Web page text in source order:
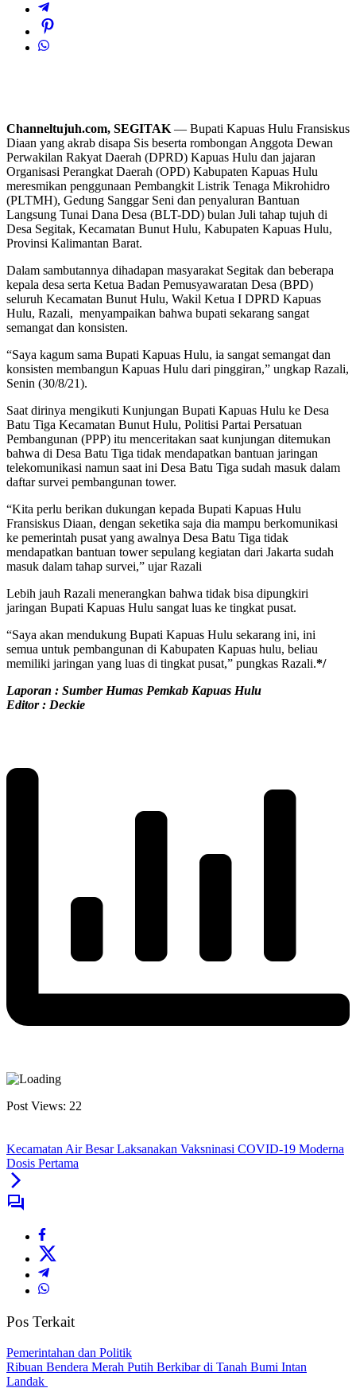
Channeltujuh.com, SEGITAK — Bupati Kapuas Hulu Fransiskus
Diaan yang akrab disapa Sis beserta rombongan Anggota Dewan
Perwakilan Rakyat Daerah (DPRD) Kapuas Hulu dan jajaran
Organisasi Perangkat Daerah (OPD) Kabupaten Kapuas Hulu
meresmikan penggunaan Pembangkit Listrik Tenaga Mikrohidro
(PLTMH), Gedung Sanggar Seni dan penyaluran Bantuan
Langsung Tunai Dana Desa (BLT-DD) bulan Juli tahap tujuh di
Desa Segitak, Kecamatan Bunut Hulu, Kabupaten Kapuas Hulu,
Provinsi Kalimantan Barat.
Dalam sambutannya dihadapan masyarakat Segitak dan beberapa
kepala desa serta Ketua Badan Pemusyawaratan Desa (BPD)
seluruh Kecamatan Bunut Hulu, Wakil Ketua I DPRD Kapuas
Hulu, Razali, menyampaikan bahwa bupati sekarang sangat
semangat dan konsisten.
“Saya kagum sama Bupati Kapuas Hulu, ia sangat semangat dan
konsisten membangun Kapuas Hulu dari pinggiran,” ungkap Razali,
Senin (30/8/21).
Saat dirinya mengikuti Kunjungan Bupati Kapuas Hulu ke Desa
Batu Tiga Kecamatan Bunut Hulu, Politisi Partai Persatuan
Pembangunan (PPP) itu menceritakan saat kunjungan ditemukan
bahwa di Desa Batu Tiga tidak mendapatkan bantuan jaringan
telekomunikasi namun saat ini Desa Batu Tiga sudah masuk dalam
daftar survei pembangunan tower.
“Kita perlu berikan dukungan kepada Bupati Kapuas Hulu
Fransiskus Diaan, dengan seketika saja dia mampu berkomunikasi
ke pemerintah pusat yang awalnya Desa Batu Tiga tidak
mendapatkan bantuan tower sepulang kegiatan dari Jakarta sudah
masuk dalam tahap survei,” ujar Razali
Lebih jauh Razali menerangkan bahwa tidak bisa dipungkiri
jaringan Bupati Kapuas Hulu sangat luas ke tingkat pusat.
“Saya akan mendukung Bupati Kapuas Hulu sekarang ini, ini
semua untuk pembangunan di Kabupaten Kapuas hulu, beliau
memiliki jaringan yang luas di tingkat pusat,” pungkas Razali.*/
Laporan : Sumber Humas Pemkab Kapuas Hulu
Editor : Deckie
Post Views: 22
Kecamatan Air Besar Laksanakan Vaksninasi COVID-19 Moderna
Dosis Pertama
Pos Terkait
Pemerintahan dan Politik
Ribuan Bendera Merah Putih Berkibar di Tanah Bumi Intan
Landak